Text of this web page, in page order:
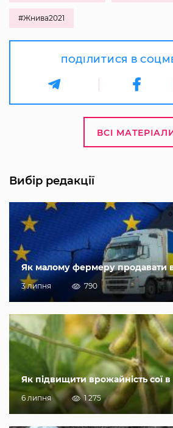
#Жнива2021
ПОДІЛИТИСЯ В
ВСІ
Вибір редакції
Як малому фермеру продавати
3 липня 790
Як підвищити врожайність сої в
6 липня 1 275